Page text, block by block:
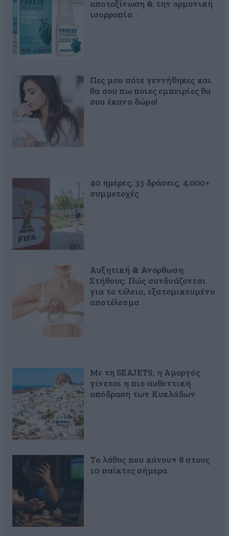
αποτοξίνωση & την ορμονική
ισορροπία
Πες μου πότε γεννήθηκες και
θα σου πω ποιες εμπειρίες θα
σου έκανα δώρο!
40 ημέρες, 33 δράσεις, 4.000+
συμμετοχές
Αυξητική & Ανόρθωση
Στήθους: Πώς συνδυάζονται
για το τέλειο, εξατομικευμένο
αποτέλεσμα
Με τη SEAJETS, η Αμοργός
γίνεται η πιο αυθεντική
απόδραση των Κυκλάδων
Το λάθος που κάνουν 8 στους
10 παίκτες σήμερα